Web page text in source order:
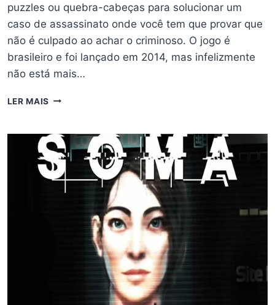
puzzles ou quebra-cabeças para solucionar um
caso de assassinato onde você tem que provar que
não é culpado ao achar o criminoso. O jogo é
brasileiro e foi lançado em 2014, mas infelizmente
não está mais…
LER MAIS DICAS
PARA
ZERAR
A
VÍTIMA